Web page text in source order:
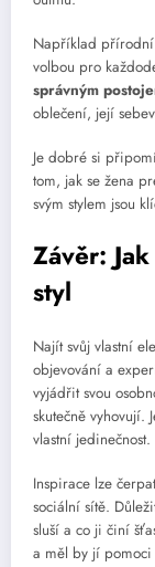
Například přírodní
volbou pro
správným
oblečení, její
Je dobré si
tom, jak se žena
svým stylem jsou
Závěr:
styl
Najít svůj vlastní
objevování a
vyjádřit svou
skutečně vyhovují.
vlastní jedinečnost.
Inspirace lze
sociální sítě.
sluší a co ji činí
a měl by jí pomoci